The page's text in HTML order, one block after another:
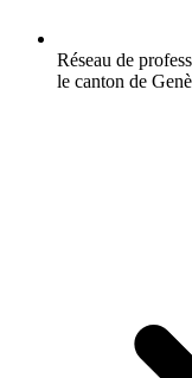
Réseau de
le canton de